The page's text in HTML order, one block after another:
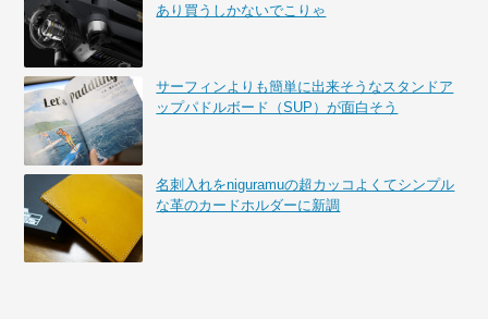
あり買うしかないでこりゃ
サーフィンよりも簡単に出来そうなスタンドア
ップパドルボード（SUP）が面白そう
名刺入れをniguramuの超カッコよくてシンプル
な革のカードホルダーに新調